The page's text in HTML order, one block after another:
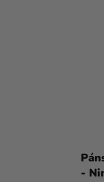
-